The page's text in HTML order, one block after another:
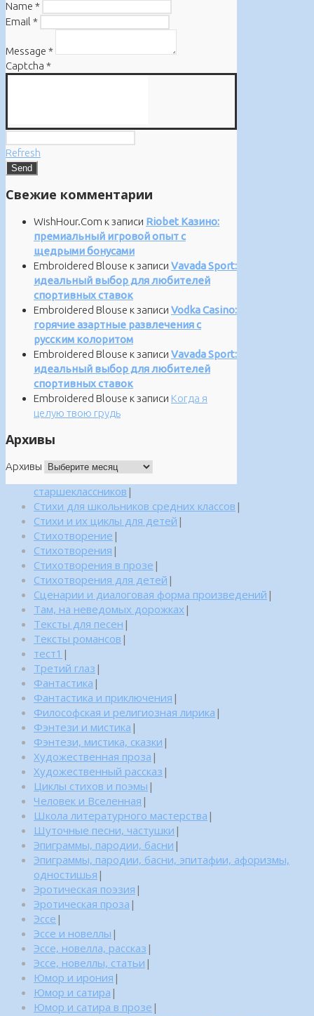
Name *
Email *
Message *
Captcha *
Refresh
Свежие комментарии
WishHour.Com к записи Riobet Казино:
премиальный игровой опыт с
щедрыми бонусами
Embroidered Blouse к записи Vavada Sport:
идеальный выбор для любителей
спортивных ставок
Embroidered Blouse к записи Vodka Casino:
горячие азартные развлечения с
русским колоритом
Embroidered Blouse к записи Vavada Sport:
идеальный выбор для любителей
спортивных ставок
Embroidered Blouse к записи Когда я
целую твою грудь
Архивы
Архивы
старшеклассников |
Стихи для школьников средних классов |
Стихи и их циклы для детей |
Стихотворение |
Стихотворения |
Стихотворения в прозе |
Стихотворения для детей |
Сценарии и диалоговая форма произведений |
Там, на неведомых дорожках |
Тексты для песен |
Тексты романсов |
тест1 |
Третий глаз |
Фантастика |
Фантастика и приключения |
Философская и религиозная лирика |
Фэнтези и мистика |
Фэнтези, мистика, сказки |
Художественная проза |
Художественный рассказ |
Циклы стихов и поэмы |
Человек и Вселенная |
Школа литературного мастерства |
Шуточные песни, частушки |
Эпиграммы, пародии, басни |
Эпиграммы, пародии, басни, эпитафии, афоризмы,
одностишья |
Эротическая поэзия |
Эротическая проза |
Эссе |
Эссе и новеллы |
Эссе, новелла, рассказ |
Эссе, новеллы, статьи |
Юмор и ирония |
Юмор и сатира |
Юмор и сатира в прозе |